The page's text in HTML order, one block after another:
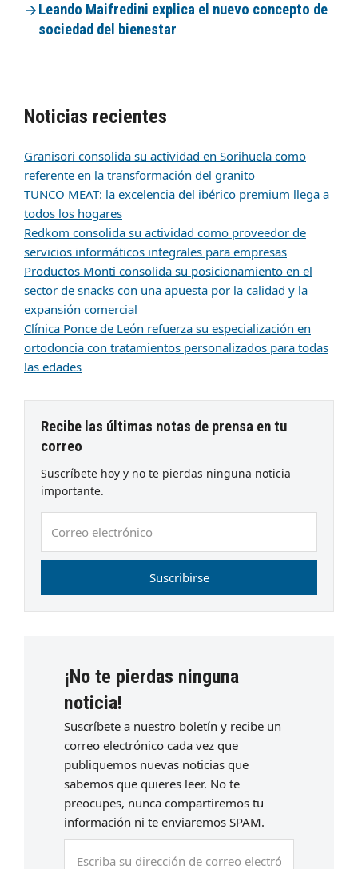
Leando Maifredini explica el nuevo concepto de
sociedad del bienestar
Noticias recientes
Granisori consolida su actividad en Sorihuela como
referente en la transformación del granito
TUNCO MEAT: la excelencia del ibérico premium llega a
todos los hogares
Redkom consolida su actividad como proveedor de
servicios informáticos integrales para empresas
Productos Monti consolida su posicionamiento en el
sector de snacks con una apuesta por la calidad y la
expansión comercial
Clínica Ponce de León refuerza su especialización en
ortodoncia con tratamientos personalizados para todas
las edades
Recibe las últimas notas de prensa en tu
correo
Suscríbete hoy y no te pierdas ninguna noticia
importante.
electrónico
Suscribirse
¡No te pierdas ninguna
noticia!
Suscríbete a nuestro boletín y recibe un
correo electrónico cada vez que
publiquemos nuevas noticias que
sabemos que quieres leer. No te
preocupes, nunca compartiremos tu
información ni te enviaremos SPAM.